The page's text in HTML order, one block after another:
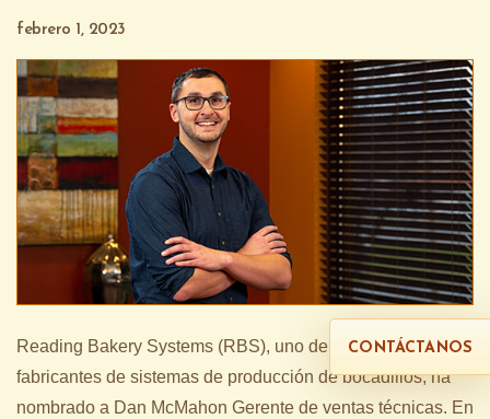
febrero 1, 2023
Reading Bakery Systems (RBS), uno de los mayores
fabricantes de sistemas de producción de bocadillos, ha
nombrado a Dan McMahon Gerente de ventas técnicas. En
CONTÁCTANOS